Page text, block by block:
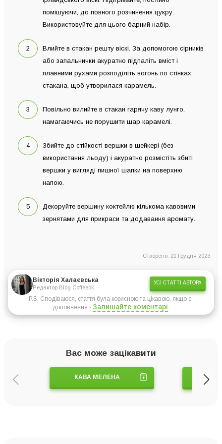
помішуючи, до повного розчинення цукру.
Використовуйте для цього барний набір.
Влийте в стакан решту віскі. За допомогою сірників
або запальнички акуратно підпаліть вміст і
плавними рухами розподіліть вогонь по стінках
стакана, щоб утворилася карамель.
Повільно вилийте в стакан гарячу каву лунго,
намагаючись не порушити шар карамелі.
Збийте до стійкості вершки в шейкері (без
використання льоду) і акуратно розмістіть збиті
вершки у вигляді пишної шапки на поверхню
напою.
Декоруйте вершину коктейлю кількома кавовими
зернятами для прикраси та додавання аромату.
Створено: 21 Грудня 2023
Вікторія Халаєвська
Редактор Blog Coffeeok
УСІ СТАТТІ АВТОРА
P.S. Сподіваюся, стаття була корисною та цікавою, якщо є
доповнення - Залишайте коментарі
Вас може зацікавити
КАВА МЕЛЕНА